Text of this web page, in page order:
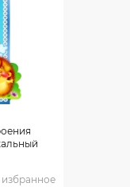
избранное